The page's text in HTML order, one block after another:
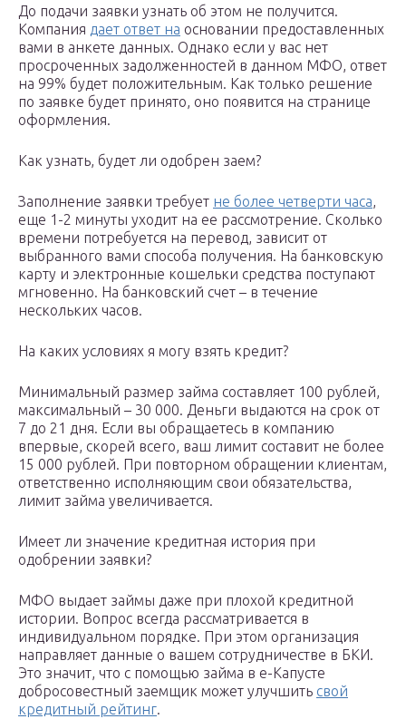
До подачи заявки узнать об этом не получится.
Компания дает ответ на основании предоставленных
вами в анкете данных. Однако если у вас нет
просроченных задолженностей в данном МФО, ответ
на 99% будет положительным. Как только решение
по заявке будет принято, оно появится на странице
оформления.
Как узнать, будет ли одобрен заем?
Заполнение заявки требует не более четверти часа,
еще 1-2 минуты уходит на ее рассмотрение. Сколько
времени потребуется на перевод, зависит от
выбранного вами способа получения. На банковскую
карту и электронные кошельки средства поступают
мгновенно. На банковский счет – в течение
нескольких часов.
На каких условиях я могу взять кредит?
Минимальный размер займа составляет 100 рублей,
максимальный – 30 000. Деньги выдаются на срок от
7 до 21 дня. Если вы обращаетесь в компанию
впервые, скорей всего, ваш лимит составит не более
15 000 рублей. При повторном обращении клиентам,
ответственно исполняющим свои обязательства,
лимит займа увеличивается.
Имеет ли значение кредитная история при
одобрении заявки?
МФО выдает займы даже при плохой кредитной
истории. Вопрос всегда рассматривается в
индивидуальном порядке. При этом организация
направляет данные о вашем сотрудничестве в БКИ.
Это значит, что с помощью займа в е-Капусте
добросовестный заемщик может улучшить свой
кредитный рейтинг.